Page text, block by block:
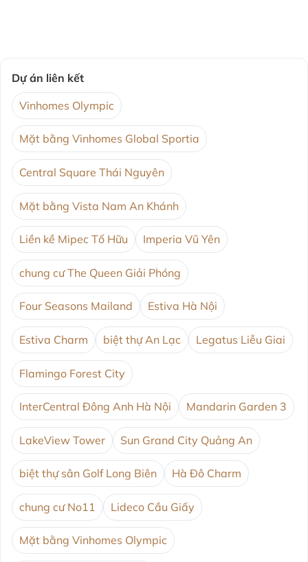
Dự án liên kết
Vinhomes Olympic
Mặt bằng Vinhomes Global Sportia
Central Square Thái Nguyên
Mặt bằng Vista Nam An Khánh
Liền kề Mipec Tố Hữu Imperia Vũ Yên
chung cư The Queen Giải Phóng
Four Seasons Mailand Estiva Hà Nội
Estiva Charm biệt thự An Lạc Legatus Liễu Giai
Flamingo Forest City
InterCentral Đông Anh Hà Nội Mandarin Garden 3
LakeView Tower Sun Grand City Quảng An
biệt thự sân Golf Long Biên Hà Đô Charm
chung cư No11 Lideco Cầu Giấy
Mặt bằng Vinhomes Olympic